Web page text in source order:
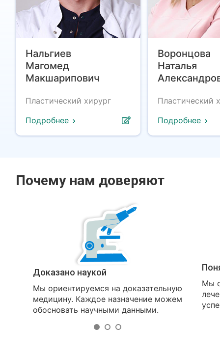
Нальгиев
Магомед
Макшарипович
Пластический хирург
Подробнее
Воронцова
Наталья
Пластический
Подробнее
Почему нам доверяют
Доказано наукой
Мы ориентируемся на доказательную
медицину. Каждое назначение можем
обосновать научными данными.
Мы